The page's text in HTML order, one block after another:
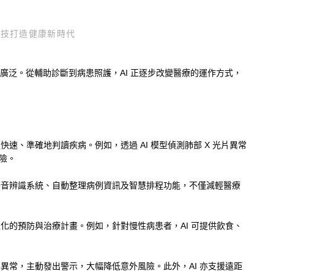
打造健康新時代
泛。從輔助診斷到病患照護，AI 正逐步改變醫療的運作方式，
速、準確地判讀疾病。例如，透過 AI 模型偵測肺部 X 光片異常
。
辨識系統、自動整理病例資訊及智慧排程功能，不僅減輕醫療
的預防與治療計畫。例如，針對慢性病患者，AI 可提供飲食、
常，主動發出警示，大幅降低意外風險。此外，AI 亦支援遠距